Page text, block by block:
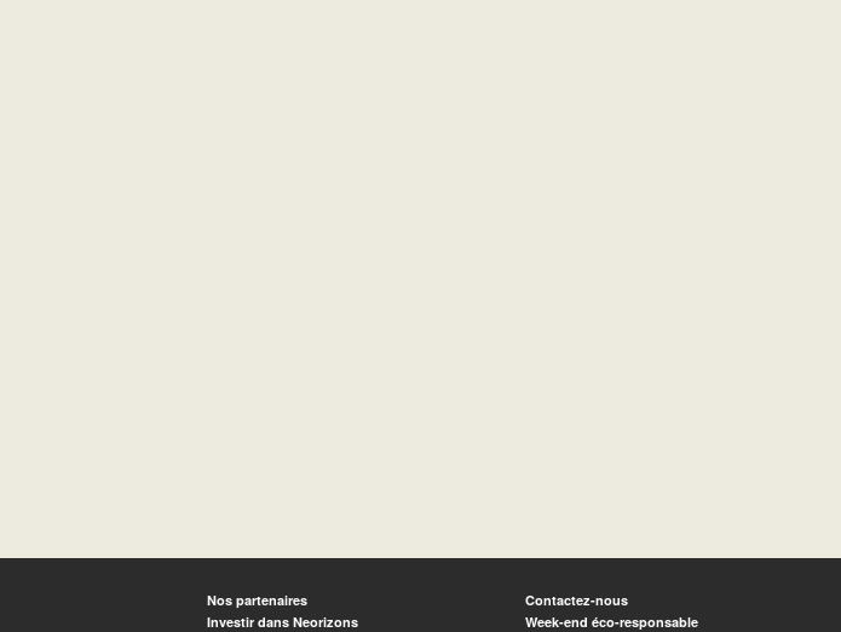
Nos partenaires
Investir dans Neorizons
Contactez-nous
Week-end éco-responsable